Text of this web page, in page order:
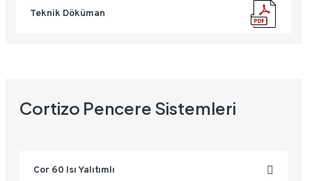
Teknik Döküman
Cortizo Pencere Sistemleri
Cor 60 Isı Yalıtımlı